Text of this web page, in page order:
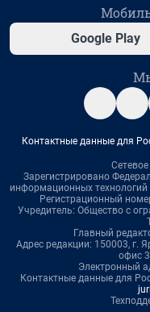
Google Play
Контактные данные для
Зарегистрировано
информационных
Регистрационный
Учредитель: Общество с
Главный
Адрес редакции: 150003, г.
офис
Электронный
Контактные данные для